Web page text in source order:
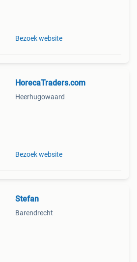
Bezoek website
HorecaTraders.com
Heerhugowaard
Bezoek website
Stefan
Barendrecht